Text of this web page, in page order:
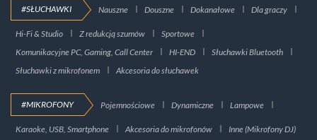
#SŁUCHAWKI Nauszne Douszne Dokanałowe Dla graczy
Hi-Fi & Studio Z redukcją szumów
Sportowe
Komunikacyjne PC, Gaming, Call Center
HI-END
Słuchawki Bluetooth
Słuchawki z mikrofonem
Akcesoria do słuchawek
#MIKROFONY Pojemnościowe Dynamiczne Lampowe
Karaoke, USB, Smartphone Akcesoria do mikrofonów Inne (Mikrofony DJ)